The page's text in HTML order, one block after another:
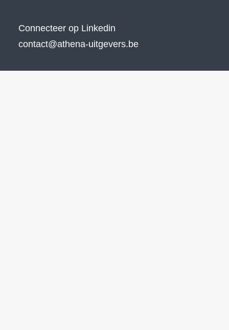
Connecteer op Linkedin
contact@athena-uitgevers.be